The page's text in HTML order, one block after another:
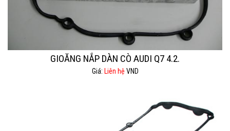
GIOĂNG NẮP DÀN CÒ AUDI Q7 4.2.
Giá: Liên hệ VND